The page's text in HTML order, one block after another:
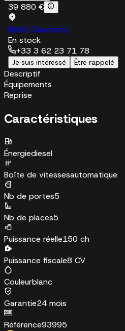
39 880 €
BMW Chaumont
En stock
+33 3 62 23 71 78
Je suis intéressé Être rappelé
Descriptif
Équipements
Reprise
Caractéristiques
Énergiediesel
Boîte de vitessesautomatique
Nb de portes5
Nb de places5
Puissance réelle150 ch
Puissance fiscale8 CV
Couleurblanc
Garantie24 mois
Référence93995